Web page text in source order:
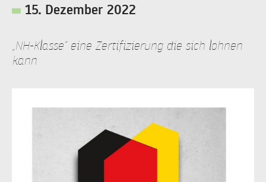
15. Dezember 2022
„NH-Klasse“ eine Zertifizierung die sich lohnen
kann